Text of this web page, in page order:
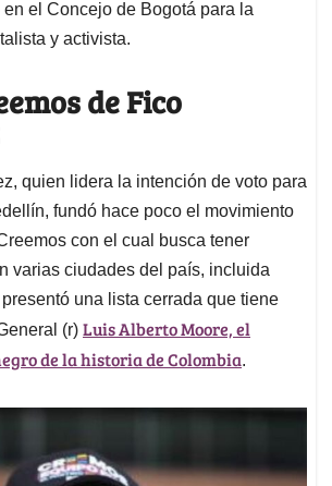
el Concejo de Bogotá para la
y activista.
de Fico
quien lidera la intención de voto para
fundó hace poco el movimiento
con el cual busca tener
varias ciudades del país, incluida
una lista cerrada que tiene
(r) Luis Alberto Moore, el
de la historia de Colombia.